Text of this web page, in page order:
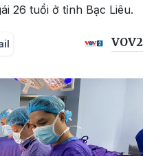
26 tuổi ở tỉnh Bạc Liêu.
VOV2